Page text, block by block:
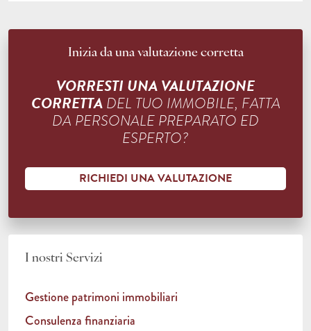
Inizia da una valutazione corretta
VORRESTI UNA VALUTAZIONE
CORRETTADEL TUO IMMOBILE, FATTA
DA PERSONALE PREPARATO ED
ESPERTO?
RICHIEDI UNA VALUTAZIONE
I nostri Servizi
Gestione patrimoni immobiliari
Consulenza finanziaria